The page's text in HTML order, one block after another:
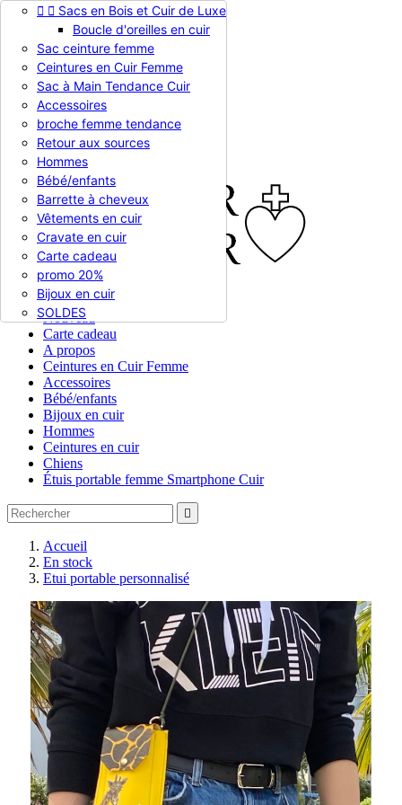
Appelez-nous :0786510612
EUR € 
EUR €
RUB RUB
Connexion
shopping_cart Panier (0)
  En stock
  Sacs en Bois et Cuir de Luxe
Boucle d'oreilles en cuir
Sac ceinture femme
Ceintures en Cuir Femme
Sac à Main Tendance Cuir
Accessoires
broche femme tendance
Retour aux sources
Hommes
Bébé/enfants
Barrette à cheveux
Vêtements en cuir
Cravate en cuir
Carte cadeau
promo 20%
Bijoux en cuir
SOLDES
Nouveau
Carte cadeau
A propos
Ceintures en Cuir Femme
Accessoires
Bébé/enfants
Bijoux en cuir
Hommes
Ceintures en cuir
Chiens
Étuis portable femme Smartphone Cuir

Accueil
En stock
Etui portable personnalisé